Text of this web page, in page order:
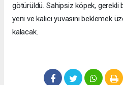
götürüldü. Sahipsiz köpek, gerekli
yeni ve kalıcı yuvasını beklemek
kalacak.